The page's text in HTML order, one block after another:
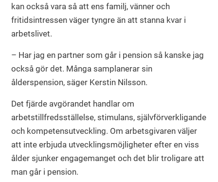
kan också vara så att ens familj, vänner och
fritidsintressen väger tyngre än att stanna kvar i
arbetslivet.
– Har jag en partner som går i pension så kanske jag
också gör det. Många samplanerar sin
ålderspension, säger Kerstin Nilsson.
Det fjärde avgörandet handlar om
arbetstillfredsställelse, stimulans, självförverkligande
och kompetensutveckling. Om arbetsgivaren väljer
att inte erbjuda utvecklingsmöjligheter efter en viss
ålder sjunker engagemanget och det blir troligare att
man går i pension.